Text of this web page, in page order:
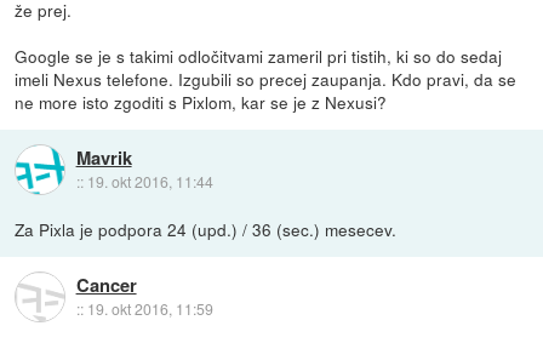
že prej.
Google se je s takimi odločitvami zameril pri tistih, ki so do sedaj
imeli Nexus telefone. Izgubili so precej zaupanja. Kdo pravi, da se
ne more isto zgoditi s Pixlom, kar se je z Nexusi?
Mavrik
:: 19. okt 2016, 11:44
Za Pixla je podpora 24 (upd.) / 36 (sec.) mesecev.
Cancer
:: 19. okt 2016, 11:59